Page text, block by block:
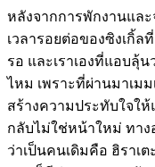
หลังจากการพักงานและ
เวลารอยต่อของซิงเกิ้ล
รอ และเราเองที่แอบลุ้
ไหม เพราะที่ผ่านมาเม
สร้างความประทับใจใ
กลับไม่ใช่หน้าใหม่ ทาง
ว่าเป็นคนเดิมคือ ฮิราเ